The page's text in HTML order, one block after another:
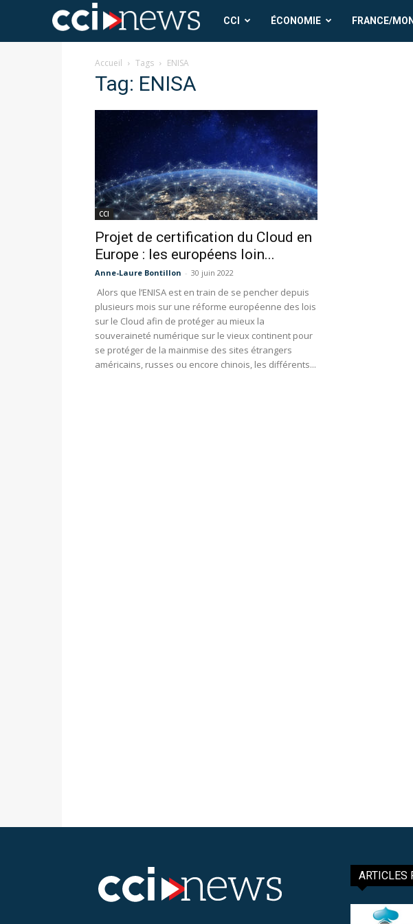
CCICCI ÉCONOMIE FRANCE/
Accueil Tags ENISA
Tag: ENISA
CCI
Projet de certification du Cloud en
Europe : les européens loin...
Anne-Laure Bontillon - 30 juin 2022
Alors que l’ENISA est en train de se pencher depuis
plusieurs mois sur une réforme européenne des lois
sur le Cloud afin de protéger au mieux la
souveraineté numérique sur le vieux continent pour
se protéger de la mainmise des sites étrangers
américains, russes ou encore chinois, les différents...
ARTICLES